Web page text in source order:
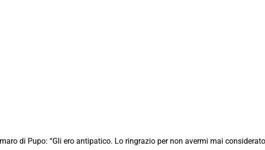
di Pupo: “Gli ero antipatico. Lo ringrazio per non avermi mai